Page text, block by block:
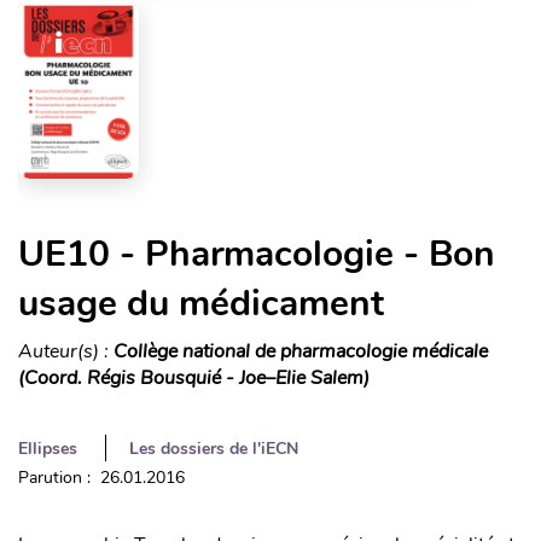
UE10 - Pharmacologie - Bon
usage du médicament
Auteur(s) : Collège national de pharmacologie médicale
(Coord. Régis Bousquié - Joe–Elie Salem)
Ellipses
Les dossiers de l'iECN
Parution : 26.01.2016